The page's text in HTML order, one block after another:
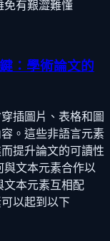
免有艱澀難懂
：學術論文的
插圖片、表格和圖
。這些非語言元素
提升論文的可讀性
與文本元素合作以
文本元素互相配
以起到以下